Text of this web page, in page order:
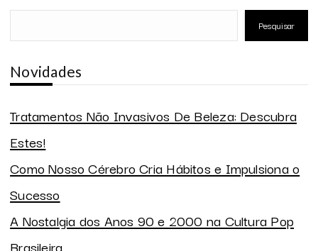
Pesquisar
Novidades
Tratamentos Não Invasivos De Beleza: Descubra
Estes!
Como Nosso Cérebro Cria Hábitos e Impulsiona o
Sucesso
A Nostalgia dos Anos 90 e 2000 na Cultura Pop
Brasileira